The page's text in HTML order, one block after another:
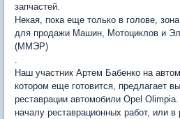
запчастей.
Некая, пока еще только в голове,
для продажи Машин, Мотоциклов и
(ММЭР)
Наш участник Артем Бабенко на
котором еще готовится, предлагает
реставрации автомобили Opel
началу реставрационных работ, или в